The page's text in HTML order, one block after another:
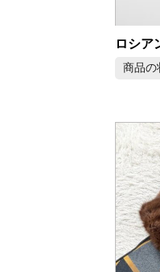
ロシア
商品の